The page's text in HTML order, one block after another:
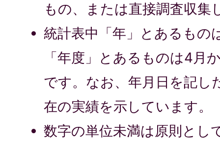
もの、または直接調査収集
統計表中「年」とあるもの
「年度」とあるものは4月
です。なお、年月日を記し
在の実績を示しています。
数字の単位未満は原則とし